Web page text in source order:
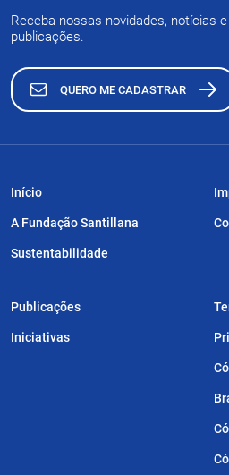
Receba nossas novidades, notícias
publicações.
QUERO ME CADASTRAR
Início
A Fundação Santillana
Sustentabilidade
Publicações
Iniciativas